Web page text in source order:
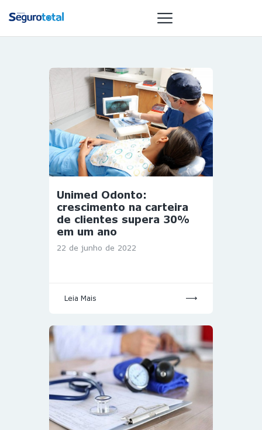
NOTÍCIAS
REVISTA
ESPECIAIS
GAIVOTA DE
OURO
ST SUMMIT
GESTORAS
HOMEST
HOME
Unimed Odonto:
crescimento na carteira
de clientes supera 30%
em um ano
22 de junho de 2022
Leia Mais